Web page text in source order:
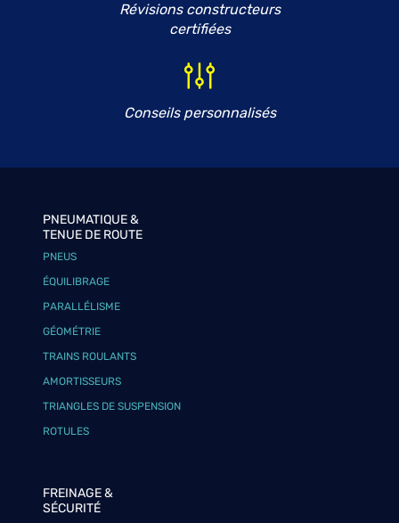
Révisions constructeurs
certifiées
Conseils personnalisés
PNEUMATIQUE &
TENUE DE ROUTE
PNEUS
ÉQUILIBRAGE
PARALLÉLISME
GÉOMÉTRIE
TRAINS ROULANTS
AMORTISSEURS
TRIANGLES DE SUSPENSION
ROTULES
FREINAGE &
SÉCURITÉ